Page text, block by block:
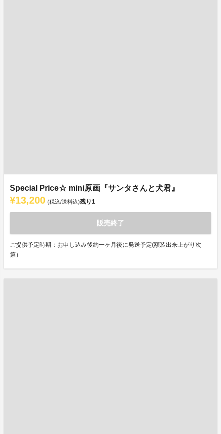
Special Price☆ mini原画『サンタさんと犬君』
¥13,200 (税込/送料込)残り1
販売終了
ご提供予定時期：お申し込み後約一ヶ月後に発送予定(額装出来上がり次
第）